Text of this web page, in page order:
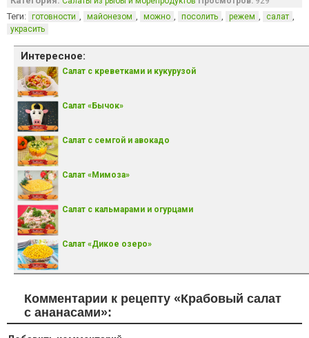
Теги: готовности , майонезом , можно , посолить , режем , салат ,
украсить
Интересное:
Салат с креветками и кукурузой
Салат «Бычок»
Салат с семгой и авокадо
Салат «Мимоза»
Салат с кальмарами и огурцами
Салат «Дикое озеро»
Комментарии к рецепту «Крабовый салат
с ананасами»: